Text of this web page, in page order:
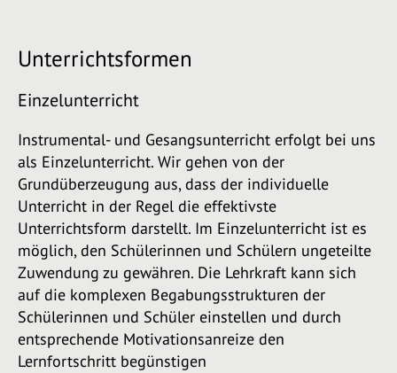
Unterrichtsformen
Einzelunterricht
Instrumental- und Gesangsunterricht erfolgt bei uns
als Einzelunterricht. Wir gehen von der
Grundüberzeugung aus, dass der individuelle
Unterricht in der Regel die effektivste
Unterrichtsform darstellt. Im Einzelunterricht ist es
möglich, den Schülerinnen und Schülern ungeteilte
Zuwendung zu gewähren. Die Lehrkraft kann sich
auf die komplexen Begabungsstrukturen der
Schülerinnen und Schüler einstellen und durch
entsprechende Motivationsanreize den
Lernfortschritt begünstigen